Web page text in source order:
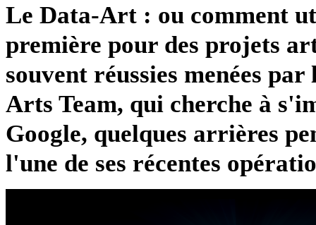
Le Data-Art : ou comment
première pour des projets
souvent réussies menées
Arts Team, qui cherche à
Google, quelques arrières
l'une de ses récentes